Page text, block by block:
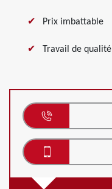
Prix imbattable
Travail de qualité